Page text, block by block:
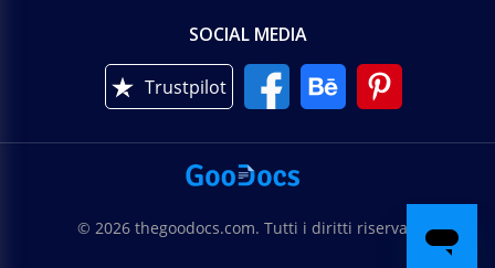
SOCIAL MEDIA
Trustpilot
© 2026 thegoodocs.com. Tutti i diritti riservati